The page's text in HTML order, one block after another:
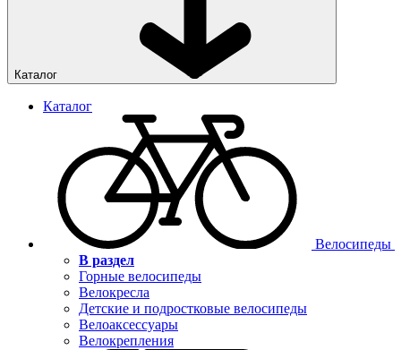
Каталог
Каталог
Велосипеды
В раздел
Горные велосипеды
Велокресла
Детские и подростковые велосипеды
Велоаксессуары
Велокрепления